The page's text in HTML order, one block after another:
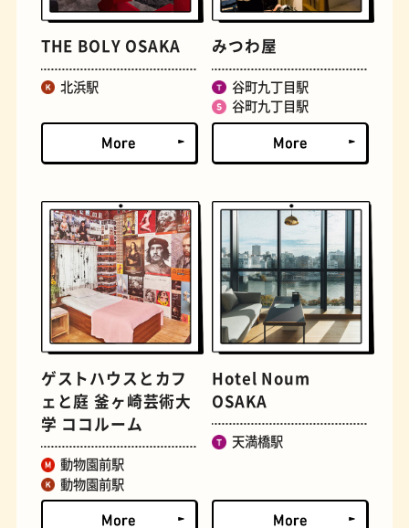
文房具 おにぎり
とうふ 床
THE BOLY OSAKA
北浜駅
みつわ屋
谷町九丁目駅
谷町九丁目駅
ゲストハウスとカフ
ェと庭 釜ヶ崎芸術大
学 ココルーム
動物園前駅
動物園前駅
Hotel Noum
OSAKA
天満橋駅